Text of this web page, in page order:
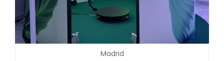
Madrid